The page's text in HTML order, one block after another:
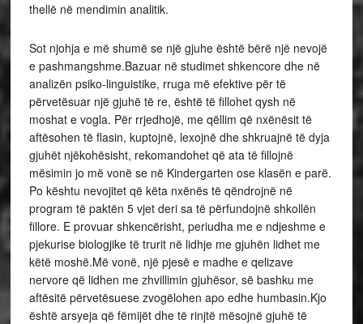
thellë në mendimin analitik.
Sot njohja e më shumë se një gjuhe është bërë një nevojë
e pashmangshme.Bazuar në studimet shkencore dhe në
analizën psiko-linguistike, rruga më efektive për të
përvetësuar një gjuhë të re, është të fillohet qysh në
moshat e vogla. Për rrjedhojë, me qëllim që nxënësit të
aftësohen të flasin, kuptojnë, lexojnë dhe shkruajnë të dyja
gjuhët njëkohësisht, rekomandohet që ata të fillojnë
mësimin jo më vonë se në Kindergarten ose klasën e parë.
Po kështu nevojitet që këta nxënës të qëndrojnë në
program të paktën 5 vjet deri sa të përfundojnë shkollën
fillore. E provuar shkencërisht, periudha me e ndjeshme e
pjekurise biologjike të trurit në lidhje me gjuhën lidhet me
këtë moshë.Më vonë, një pjesë e madhe e qelizave
nervore që lidhen me zhvillimin gjuhësor, së bashku me
aftësitë përvetësuese zvogëlohen apo edhe humbasin.Kjo
është arsyeja që fëmijët dhe të rinjtë mësojnë gjuhë të